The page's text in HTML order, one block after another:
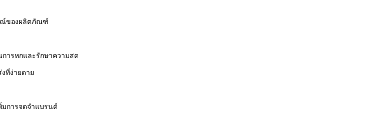
ณ์ของผลิตภัณฑ์
ารหกและรักษาความสด
ที่ง่ายดาย
มการจดจำแบรนด์